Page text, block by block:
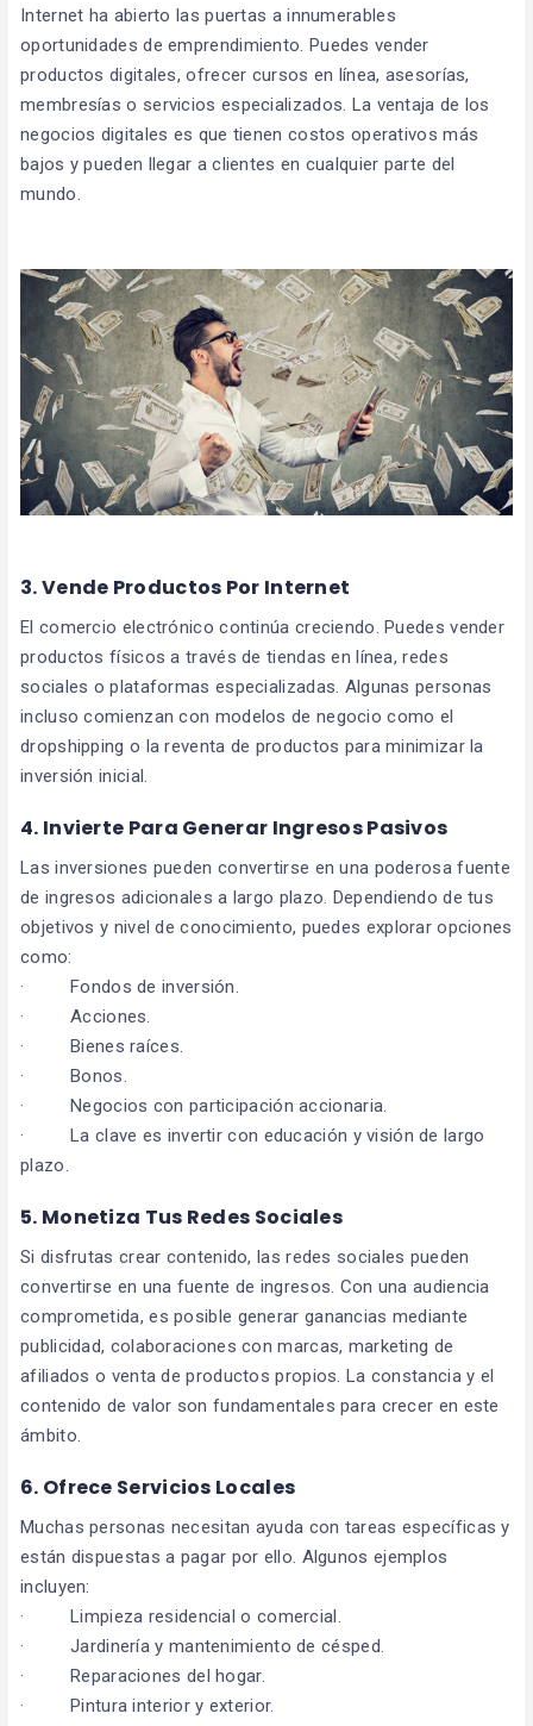
Internet ha abierto las puertas a innumerables
oportunidades de emprendimiento. Puedes vender
productos digitales, ofrecer cursos en línea, asesorías,
membresías o servicios especializados. La ventaja de los
negocios digitales es que tienen costos operativos más
bajos y pueden llegar a clientes en cualquier parte del
mundo.
3. Vende Productos Por Internet
El comercio electrónico continúa creciendo. Puedes vender
productos físicos a través de tiendas en línea, redes
sociales o plataformas especializadas. Algunas personas
incluso comienzan con modelos de negocio como el
dropshipping o la reventa de productos para minimizar la
inversión inicial.
4. Invierte Para Generar Ingresos Pasivos
Las inversiones pueden convertirse en una poderosa fuente
de ingresos adicionales a largo plazo. Dependiendo de tus
objetivos y nivel de conocimiento, puedes explorar opciones
como:
· Fondos de inversión.
· Acciones.
· Bienes raíces.
· Bonos.
· Negocios con participación accionaria.
· La clave es invertir con educación y visión de largo
plazo.
5. Monetiza Tus Redes Sociales
Si disfrutas crear contenido, las redes sociales pueden
convertirse en una fuente de ingresos. Con una audiencia
comprometida, es posible generar ganancias mediante
publicidad, colaboraciones con marcas, marketing de
afiliados o venta de productos propios. La constancia y el
contenido de valor son fundamentales para crecer en este
ámbito.
6. Ofrece Servicios Locales
Muchas personas necesitan ayuda con tareas específicas y
están dispuestas a pagar por ello. Algunos ejemplos
incluyen:
· Limpieza residencial o comercial.
· Jardinería y mantenimiento de césped.
· Reparaciones del hogar.
· Pintura interior y exterior.